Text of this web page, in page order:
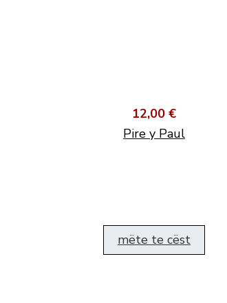
12,00 €
Pire y Paul
mëte te cëst